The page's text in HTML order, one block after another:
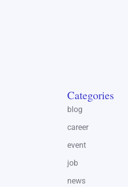
Categories
blog
career
event
job
news